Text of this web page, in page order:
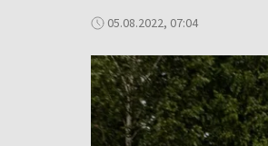
05.08.2022, 07:04